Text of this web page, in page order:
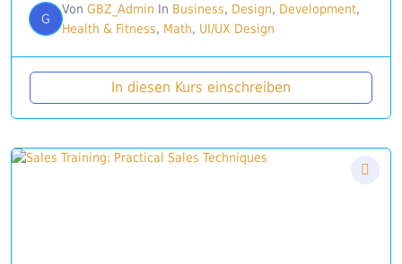
G
Von GBZ_Admin In Business, Design, Development,
Health & Fitness, Math, UI/UX Design
In diesen Kurs einschreiben